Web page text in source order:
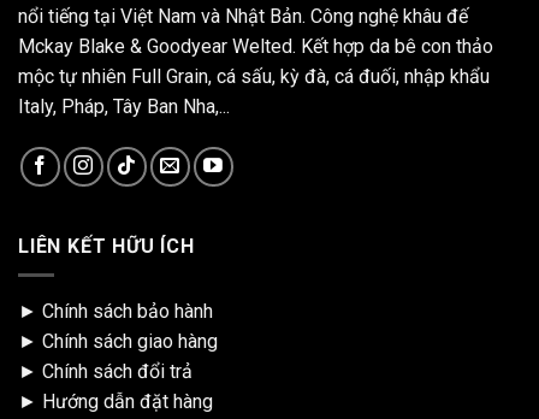
nổi tiếng tại Việt Nam và Nhật Bản. Công nghệ khâu đế
Mckay Blake & Goodyear Welted. Kết hợp da bê con thảo
mộc tự nhiên Full Grain, cá sấu, kỳ đà, cá đuối, nhập khẩu
Italy, Pháp, Tây Ban Nha,...
LIÊN KẾT HỮU ÍCH
► Chính sách bảo hành
► Chính sách giao hàng
► Chính sách đổi trả
► Hướng dẫn đặt hàng